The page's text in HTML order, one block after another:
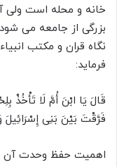
خانه و محله است ولی
بزرگی از جامعه می
نگاه قران و مکتب
فرماید:
قَالَ یَا ابْنَ أُمَّ لَا تَأْخُذْ
فَرَّقْتَ بَیْنَ بَنِی
اهمیت حفظ وحدت